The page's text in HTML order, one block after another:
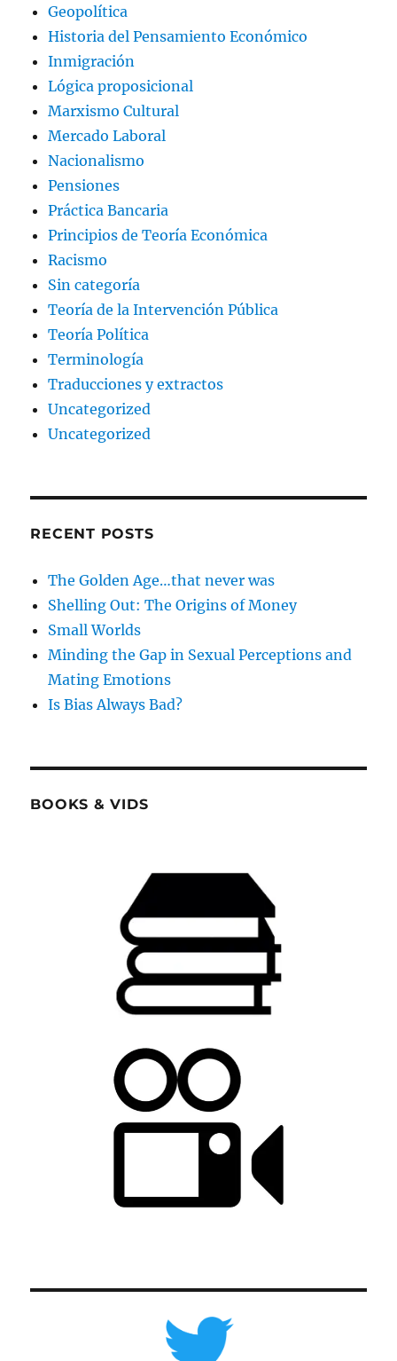
Geopolítica
Historia del Pensamiento Económico
Inmigración
Lógica proposicional
Marxismo Cultural
Mercado Laboral
Nacionalismo
Pensiones
Práctica Bancaria
Principios de Teoría Económica
Racismo
Sin categoría
Teoría de la Intervención Pública
Teoría Política
Terminología
Traducciones y extractos
Uncategorized
Uncategorized
RECENT POSTS
The Golden Age…that never was
Shelling Out: The Origins of Money
Small Worlds
Minding the Gap in Sexual Perceptions and
Mating Emotions
Is Bias Always Bad?
BOOKS & VIDS